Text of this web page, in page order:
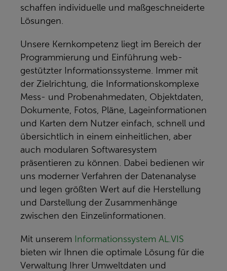
schaffen individuelle und maßgeschneiderte
Lösungen.
Unsere Kernkompetenz liegt im Bereich der
Programmierung und Einführung web-
gestützter Informationssysteme. Immer mit
der Zielrichtung, die Informationskomplexe
Mess- und Probenahmedaten, Objektdaten,
Dokumente, Fotos, Pläne, Lageinformationen
und Karten dem Nutzer einfach, schnell und
übersichtlich in einem einheitlichen, aber
auch modularen Softwaresystem
präsentieren zu können. Dabei bedienen wir
uns moderner Verfahren der Datenanalyse
und legen größten Wert auf die Herstellung
und Darstellung der Zusammenhänge
zwischen den Einzelinformationen.
Mit unserem Informationssystem AL.VIS
bieten wir Ihnen die optimale Lösung für die
Verwaltung Ihrer Umweltdaten und